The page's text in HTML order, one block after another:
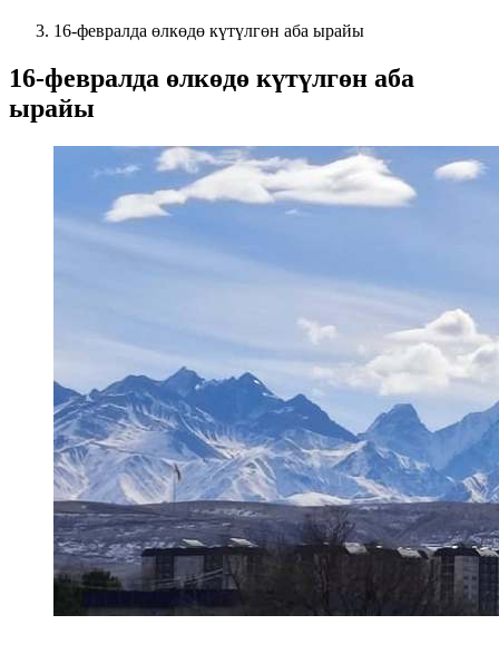
16-февралда өлкөдө күтүлгөн аба ырайы
16-февралда өлкөдө күтүлгөн аба
ырайы